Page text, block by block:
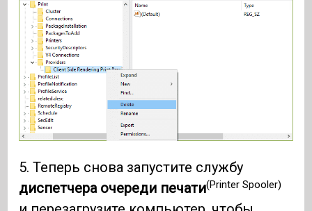
5. Теперь снова запустите службу
диспетчера очереди печати(Printer Spooler)